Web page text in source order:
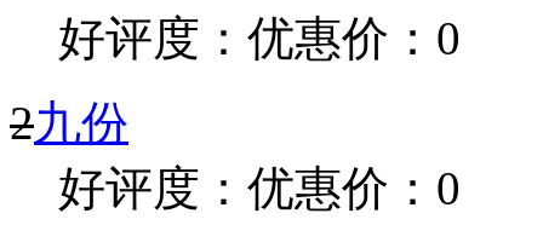
好评度： 优惠价：0
2九份
好评度： 优惠价：0